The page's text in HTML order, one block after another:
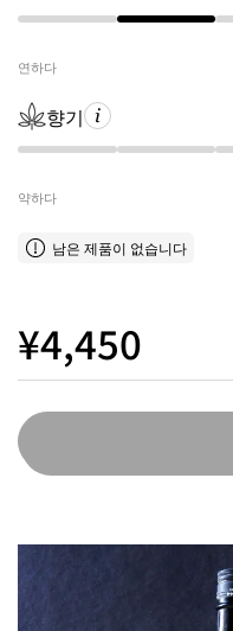
연하다
향기
약하다
남은 제품이 없습니다
¥4,450